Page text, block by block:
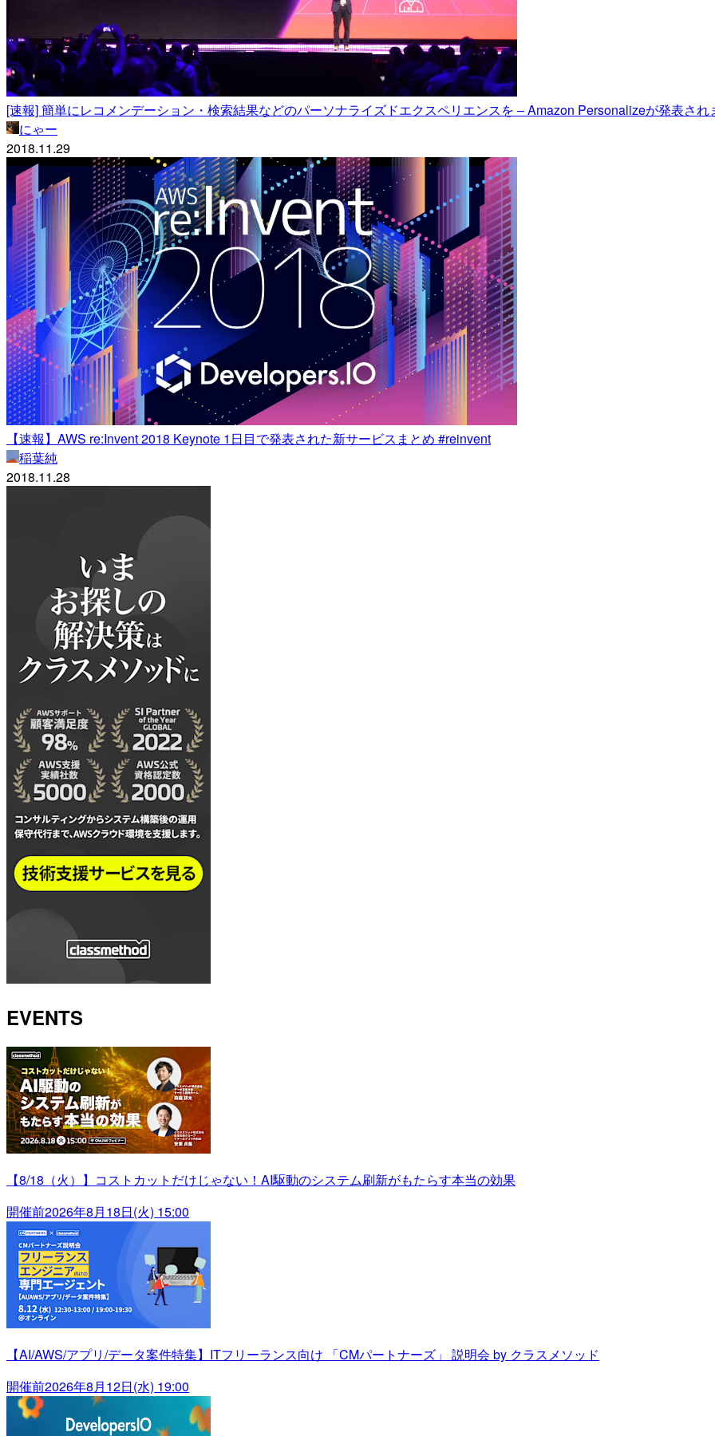
[速報] 簡単にレコメンデーション・検索結果などのパーソナライズドエクスペリエンスを – Amazon Personalizeが発表され
にゃー
2018.11.29
【速報】AWS re:Invent 2018 Keynote 1日目で発表された新サービスまとめ #reinvent
稲葉純
2018.11.28
EVENTS
【8/18（火）】コストカットだけじゃない！AI駆動のシステム刷新がもたらす本当の効果
開催前2026年8月18日(火) 15:00
【AI/AWS/アプリ/データ案件特集】ITフリーランス向け 「CMパートナーズ」 説明会 by クラスメソッド
開催前2026年8月12日(水) 19:00